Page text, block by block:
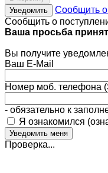
Уведомить
Сообщить о
Сообщить о
Ваша просьба
Вы получите
Ваш E-Mail
Номер моб. телефона
- обязательно к
Я ознакомился
Проверка...